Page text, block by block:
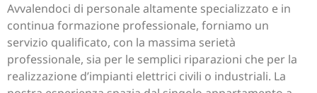
Avvalendoci di personale altamente specializzato e in
continua formazione professionale, forniamo un
servizio qualificato, con la massima serietà
professionale, sia per le semplici riparazioni che per la
realizzazione d’impianti elettrici civili o industriali. La